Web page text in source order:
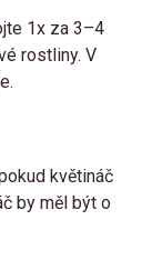
1x za 3–4
rostliny. V
květináč
by měl být o